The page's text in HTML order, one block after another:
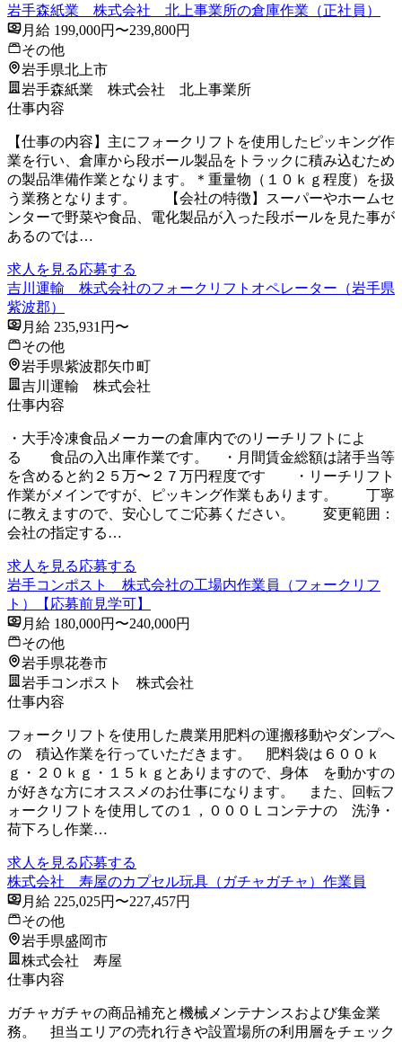
岩手森紙業 株式会社 北上事業所の倉庫作業（正社員）
月給 199,000円〜239,800円
その他
岩手県北上市
岩手森紙業 株式会社 北上事業所
仕事内容
【仕事の内容】主にフォークリフトを使用したピッキング作
業を行い、倉庫から段ボール製品をトラックに積み込むため
の製品準備作業となります。＊重量物（１０ｋｇ程度）を扱
う業務となります。 【会社の特徴】スーパーやホームセ
ンターで野菜や食品、電化製品が入った段ボールを見た事が
あるのでは…
求人を見る応募する
吉川運輸 株式会社のフォークリフトオペレーター（岩手県
紫波郡）
月給 235,931円〜
その他
岩手県紫波郡矢巾町
吉川運輸 株式会社
仕事内容
・大手冷凍食品メーカーの倉庫内でのリーチリフトによ
る 食品の入出庫作業です。 ・月間賃金総額は諸手当等
を含めると約２５万〜２７万円程度です ・リーチリフト
作業がメインですが、ピッキング作業もあります。 丁寧
に教えますので、安心してご応募ください。 変更範囲：
会社の指定する…
求人を見る応募する
岩手コンポスト 株式会社の工場内作業員（フォークリフ
ト）【応募前見学可】
月給 180,000円〜240,000円
その他
岩手県花巻市
岩手コンポスト 株式会社
仕事内容
フォークリフトを使用した農業用肥料の運搬移動やダンプへ
の 積込作業を行っていただきます。 肥料袋は６００ｋ
ｇ・２０ｋｇ・１５ｋｇとありますので、身体 を動かすの
が好きな方にオススメのお仕事になります。 また、回転フ
ォークリフトを使用しての１，０００Ｌコンテナの 洗浄・
荷下ろし作業…
求人を見る応募する
株式会社 寿屋のカプセル玩具（ガチャガチャ）作業員
月給 225,025円〜227,457円
その他
岩手県盛岡市
株式会社 寿屋
仕事内容
ガチャガチャの商品補充と機械メンテナンスおよび集金業
務。 担当エリアの売れ行きや設置場所の利用層をチェック